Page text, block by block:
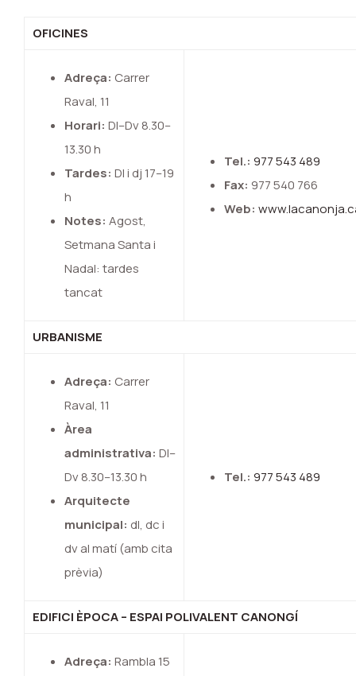
OFICINES
Adreça: Carrer
Raval, 11
Horari: Dl–Dv 8.30–
13.30 h
Tardes: Dl i dj 17–19
h
Notes: Agost,
Setmana Santa i
Nadal: tardes
tancat
Tel.: 977 543 489
Fax: 977 540 766
Web:
URBANISME
Adreça: Carrer
Raval, 11
Àrea
administrativa: Dl–
Dv 8.30–13.30 h
Arquitecte
municipal: dl, dc i
dv al matí (amb cita
prèvia)
Tel.: 977 543 489
EDIFICI ÈPOCA – ESPAI POLIVALENT CANONGÍ
Adreça: Rambla 15